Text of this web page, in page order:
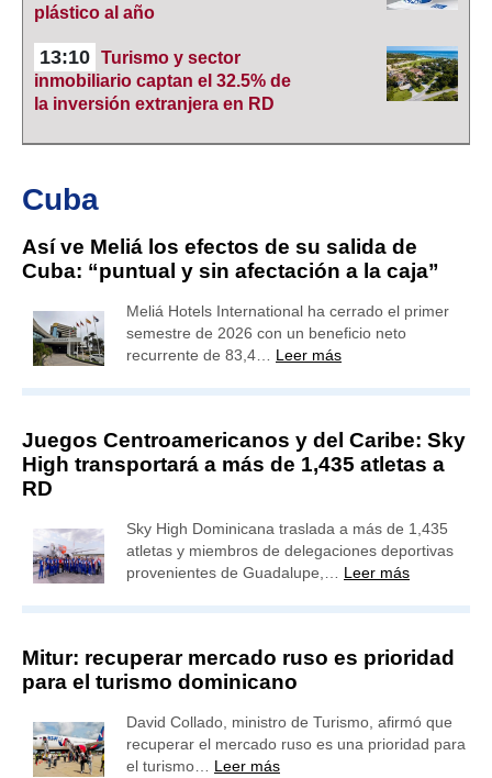
plástico al año
13:10 Turismo y sector
inmobiliario captan el 32.5% de
la inversión extranjera en RD
Cuba
Así ve Meliá los efectos de su salida de
Cuba: “puntual y sin afectación a la caja”
Meliá Hotels International ha cerrado el primer
semestre de 2026 con un beneficio neto
recurrente de 83,4… Leer más
Juegos Centroamericanos y del Caribe: Sky
High transportará a más de 1,435 atletas a
RD
Sky High Dominicana traslada a más de 1,435
atletas y miembros de delegaciones deportivas
provenientes de Guadalupe,… Leer más
Mitur: recuperar mercado ruso es prioridad
para el turismo dominicano
David Collado, ministro de Turismo, afirmó que
recuperar el mercado ruso es una prioridad para
el turismo… Leer más